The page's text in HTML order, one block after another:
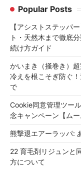
Popular Posts
【アシストステッパ
ト・天然木まで徹底
続け方ガイド
かいまき（掻巻き）
冷えを根こそぎ防ぐ
で
Cookie同意管理ツー
念キャンペーン【ムー
熊撃退エアーラッパ:
22 育毛剤リジュンと
方について